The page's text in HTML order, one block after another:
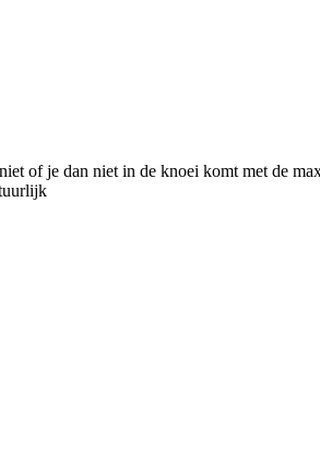
of je dan niet in de knoei komt met de